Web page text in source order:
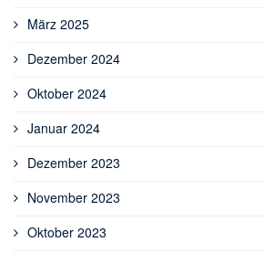
März 2025
Dezember 2024
Oktober 2024
Januar 2024
Dezember 2023
November 2023
Oktober 2023